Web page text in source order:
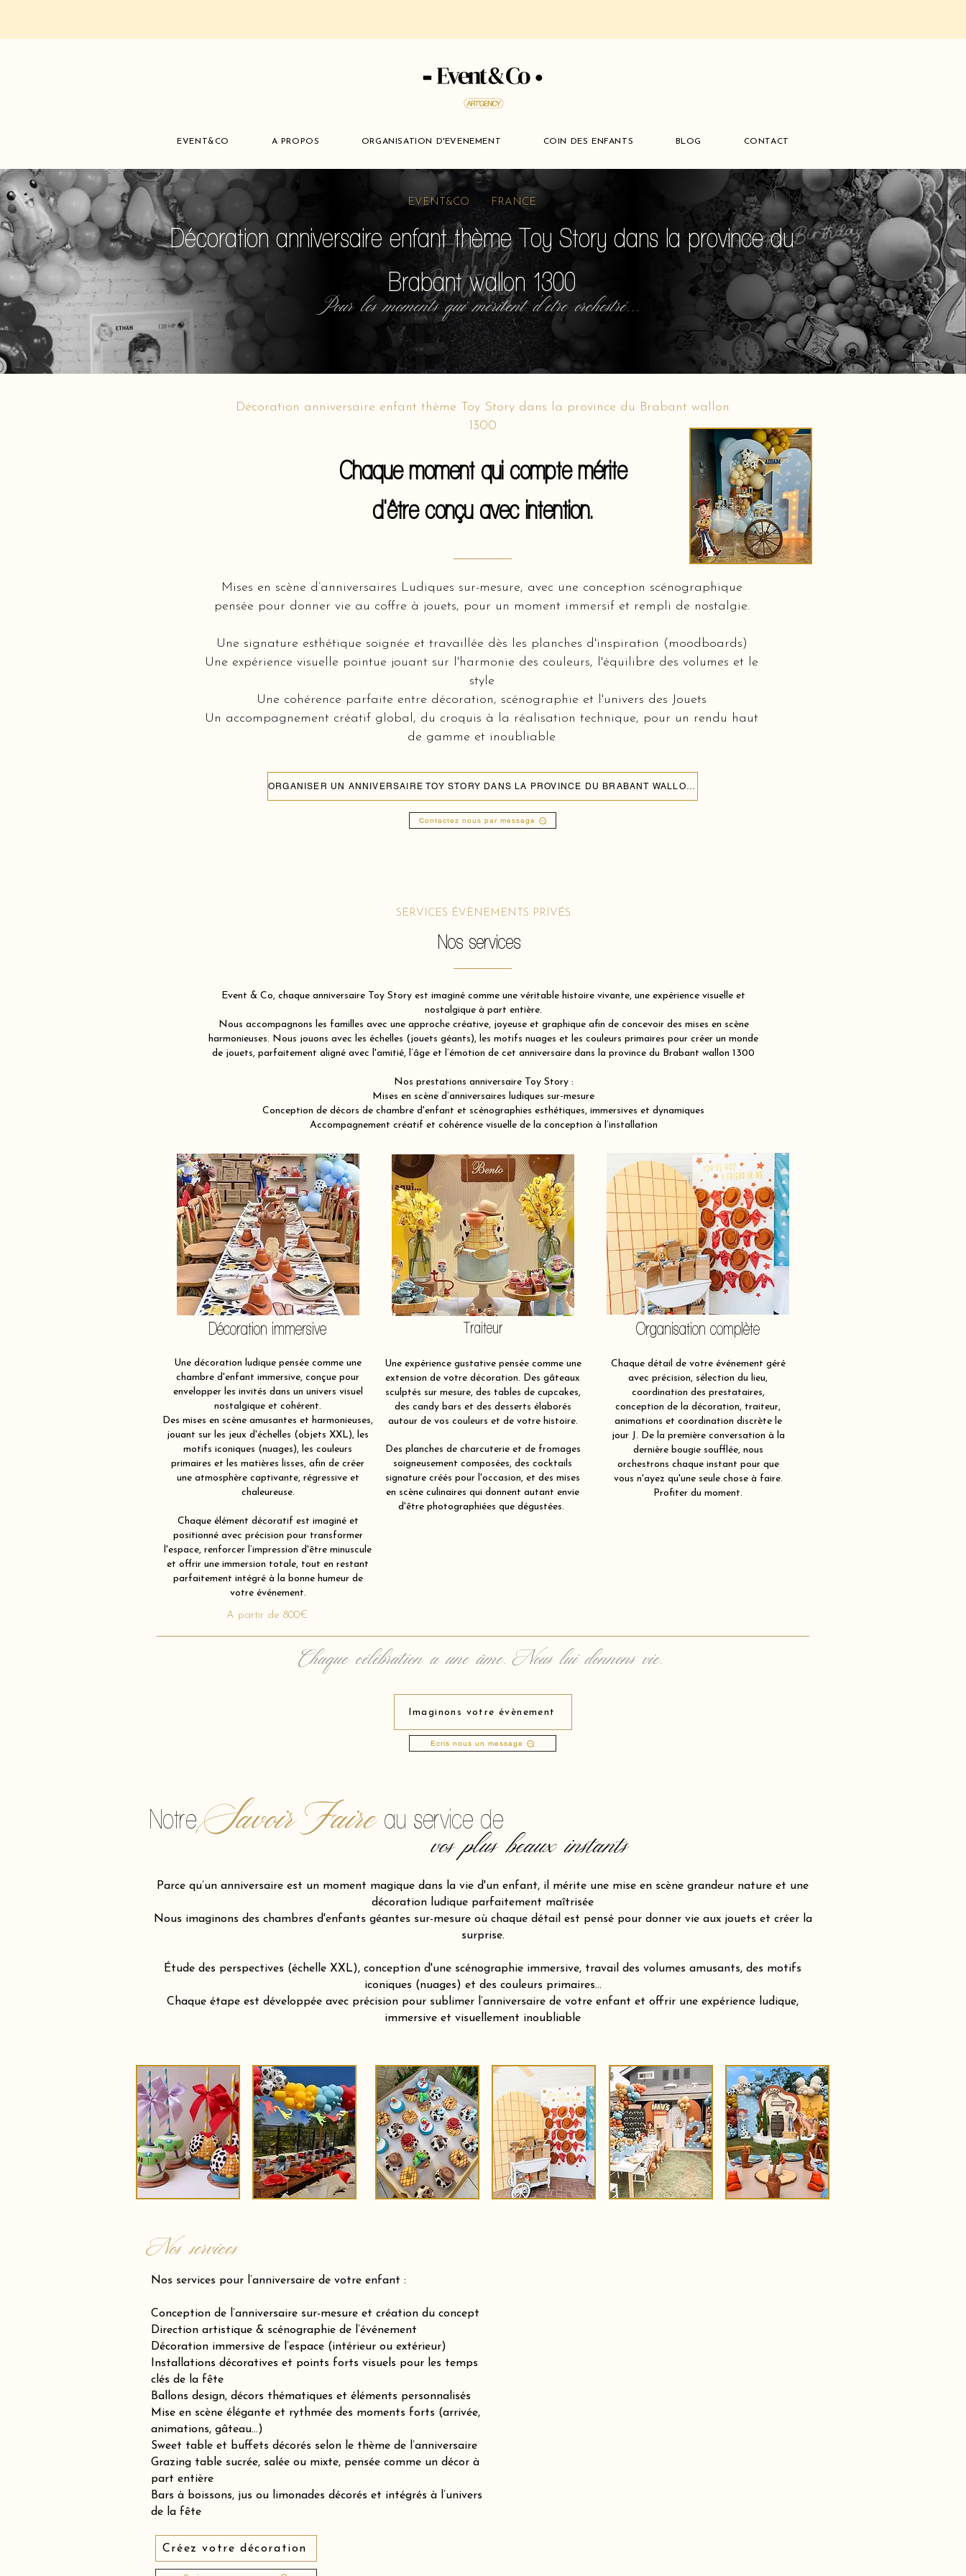
EVENT&CO A PROPOS ORGANISATION D'EVENEMENT COIN DES ENFANTS BLOG CONTACT
EVENT&CO FRANCE
Décoration anniversaire enfant thème Toy Story dans la province du
Brabant wallon 1300
Pour les moments qui méritent d'etre orchestré...
Décoration anniversaire enfant thème Toy Story dans la province du Brabant wallon
1300
Chaque moment qui compte mérite
d'être conçu avec intention.
Mises en scène d’anniversaires Ludiques sur-mesure, avec une conception scénographique
pensée pour donner vie au coffre à jouets, pour un moment immersif et rempli de nostalgie.
Une signature esthétique soignée et travaillée dès les planches d'inspiration (moodboards)
Une expérience visuelle pointue jouant sur l'harmonie des couleurs, l'équilibre des volumes et le
style
Une cohérence parfaite entre décoration, scénographie et l'univers des Jouets
Un accompagnement créatif global, du croquis à la réalisation technique, pour un rendu haut
de gamme et inoubliable
ORGANISER UN ANNIVERSAIRE TOY STORY DANS LA PROVINCE DU BRABANT WALLON 1300
Contactez nous par message
SERVICES ÉVÈNEMENTS PRIVÉS
Nos services
Event & Co, chaque anniversaire Toy Story est imaginé comme une véritable histoire vivante, une expérience visuelle et
nostalgique à part entière.
Nous accompagnons les familles avec une approche créative, joyeuse et graphique afin de concevoir des mises en scène
harmonieuses. Nous jouons avec les échelles (jouets géants), les motifs nuages et les couleurs primaires pour créer un monde
de jouets, parfaitement aligné avec l'amitié, l’âge et l’émotion de cet anniversaire dans la province du Brabant wallon 1300
Nos prestations anniversaire Toy Story :
Mises en scène d’anniversaires ludiques sur-mesure
Conception de décors de chambre d'enfant et scénographies esthétiques, immersives et dynamiques
Accompagnement créatif et cohérence visuelle de la conception à l’installation
Décoration immersive
Une décoration ludique pensée comme une
chambre d'enfant immersive, conçue pour
envelopper les invités dans un univers visuel
nostalgique et cohérent.
Des mises en scène amusantes et harmonieuses,
jouant sur les jeux d'échelles (objets XXL), les
motifs iconiques (nuages), les couleurs
primaires et les matières lisses, afin de créer
une atmosphère captivante, régressive et
chaleureuse.
Chaque élément décoratif est imaginé et
positionné avec précision pour transformer
l'espace, renforcer l’impression d'être minuscule
et offrir une immersion totale, tout en restant
parfaitement intégré à la bonne humeur de
votre événement.
Traiteur
Une expérience gustative pensée comme une
extension de votre décoration. Des gâteaux
sculptés sur mesure, des tables de cupcakes,
des candy bars et des desserts élaborés
autour de vos couleurs et de votre histoire.
Des planches de charcuterie et de fromages
soigneusement composées, des cocktails
signature créés pour l'occasion, et des mises
en scène culinaires qui donnent autant envie
d'être photographiées que dégustées.
Organisation complète
Chaque détail de votre événement géré
avec précision, sélection du lieu,
coordination des prestataires,
conception de la décoration, traiteur,
animations et coordination discrète le
jour J. De la première conversation à la
dernière bougie soufflée, nous
orchestrons chaque instant pour que
vous n'ayez qu'une seule chose à faire.
Profiter du moment.
A partir de 800€
Chaque célébration a une âme. Nous lui donnons vie.
Imaginons votre évènement
Ecris nous un message
Savoir Faire
Notre au service de
vos plus beaux instants
Parce qu’un anniversaire est un moment magique dans la vie d'un enfant, il mérite une mise en scène grandeur nature et une
décoration ludique parfaitement maîtrisée
Nous imaginons des chambres d'enfants géantes sur-mesure où chaque détail est pensé pour donner vie aux jouets et créer la
surprise.
Étude des perspectives (échelle XXL), conception d'une scénographie immersive, travail des volumes amusants, des motifs
iconiques (nuages) et des couleurs primaires…
Chaque étape est développée avec précision pour sublimer l’anniversaire de votre enfant et offrir une expérience ludique,
immersive et visuellement inoubliable
Nos services
Nos services pour l’anniversaire de votre enfant :
Conception de l’anniversaire sur-mesure et création du concept
Direction artistique & scénographie de l’événement
Décoration immersive de l’espace (intérieur ou extérieur)
Installations décoratives et points forts visuels pour les temps
clés de la fête
Ballons design, décors thématiques et éléments personnalisés
Mise en scène élégante et rythmée des moments forts (arrivée,
animations, gâteau…)
Sweet table et buffets décorés selon le thème de l’anniversaire
Grazing table sucrée, salée ou mixte, pensée comme un décor à
part entière
Bars à boissons, jus ou limonades décorés et intégrés à l’univers
de la fête
Créez votre décoration